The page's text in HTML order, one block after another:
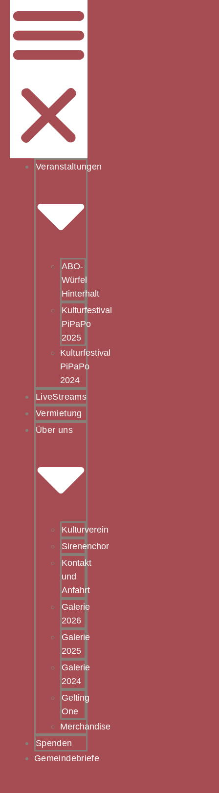
Veranstaltungen
ABO-
Würfel
Hinterhalt
Kulturfestival
PiPaPo
2025
Kulturfestival
PiPaPo
2024
LiveStreams
Vermietung
Über uns
Kulturverein
Sirenenchor
Kontakt
und
Anfahrt
Galerie
2026
Galerie
2025
Galerie
2024
Gelting
One
Merchandise
Spenden
Gemeindebriefe